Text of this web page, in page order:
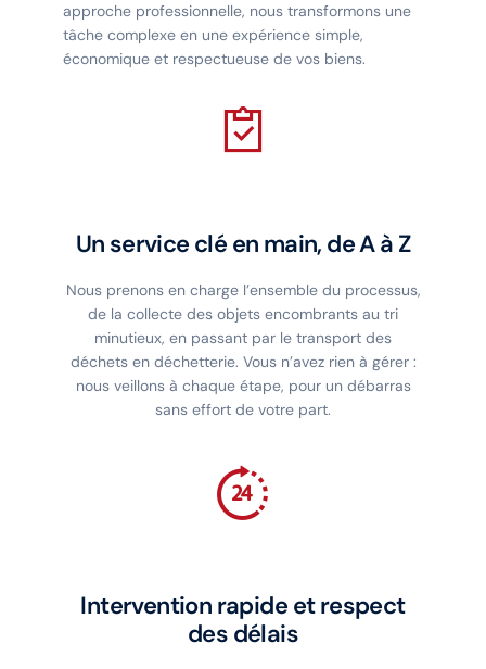
approche professionnelle, nous transformons une
tâche complexe en une expérience simple,
économique et respectueuse de vos biens.
Un service clé en main, de A à Z
Nous prenons en charge l’ensemble du processus,
de la collecte des objets encombrants au tri
minutieux, en passant par le transport des
déchets en déchetterie. Vous n’avez rien à gérer :
nous veillons à chaque étape, pour un débarras
sans effort de votre part.
Intervention rapide et respect
des délais